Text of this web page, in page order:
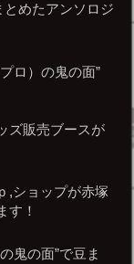
とめたアンソロジ
ロ）の鬼の面”
ズ販売ブースが
,ショップが赤塚
す！
鬼の面”で豆ま